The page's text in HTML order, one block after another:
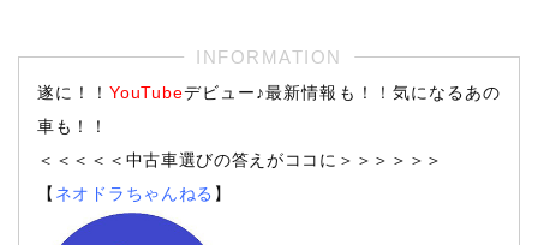
遂に！！YouTubeデビュー♪最新情報も！！気になるあの
車も！！
＜＜＜＜＜中古車選びの答えがココに＞＞＞＞＞＞
【 ネオドラちゃんねる 】